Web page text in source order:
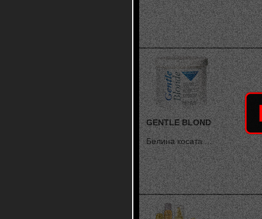
GENTLE BLOND
Белина косата ...